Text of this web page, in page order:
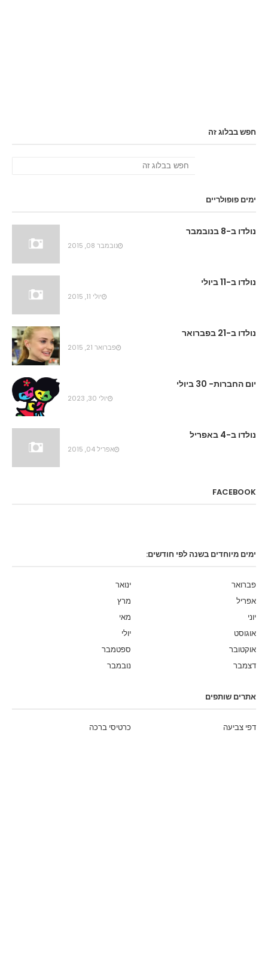
חפש בבלוג זה
ימים פופולריים
נולדו ב-8 בנובמבר
נובמבר 08, 2015
נולדו ב-11 ביולי
יולי 11, 2015
נולדו ב-21 בפברואר
פברואר 21, 2015
יום החברות- 30 ביולי
יולי 30, 2023
נולדו ב-4 באפריל
אפריל 04, 2015
FACEBOOK
ימים מיוחדים בשנה לפי חודשים:
ינואר
פברואר
מרץ
אפריל
מאי
יוני
יולי
אוגוסט
ספטמבר
אוקטובר
נובמבר
דצמבר
אתרים שותפים
כרטיסי ברכה דפי צביעה